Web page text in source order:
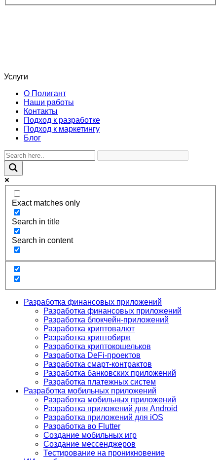
Услуги
О Полигант
Наши работы
Контакты
Подход к разработке
Подход к маркетингу
Блог
Exact matches only
Search in title
Search in content
Разработка финансовых приложений
Разработка финансовых приложений
Разработка блокчейн-приложений
Разработка криптовалют
Разработка криптобирж
Разработка криптокошельков
Разработка DeFi-проектов
Разработка смарт-контрактов
Разработка банковских приложений
Разработка платежных систем
Разработка мобильных приложений
Разработка мобильных приложений
Разработка приложений для Android
Разработка приложений для iOS
Разработка во Flutter
Создание мобильных игр
Создание мессенджеров
Тестирование на проникновение